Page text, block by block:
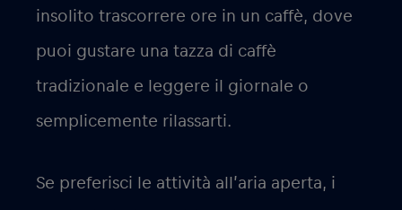
insolito trascorrere ore in un caffè, dove
puoi gustare una tazza di caffè
tradizionale e leggere il giornale o
semplicemente rilassarti.
Se preferisci le attività all’aria aperta, i